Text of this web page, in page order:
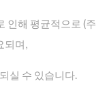
인해 평균적으로 (주
되며,
실 수 있습니다.